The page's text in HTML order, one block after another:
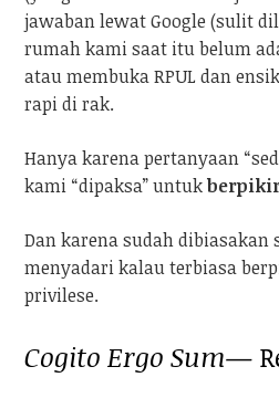
jawaban lewat Google (sulit
rumah kami saat itu belum
atau membuka RPUL dan
rapi di rak.
Hanya karena pertanyaan
kami “dipaksa” untuk
Dan karena sudah
menyadari kalau terbiasa
privilese.
Cogito Ergo Sum—